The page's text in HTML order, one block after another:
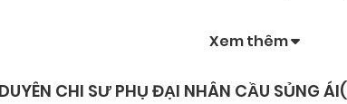
Xem thêm
CHI SƯ PHỤ ĐẠI NHÂN CẦU SỦNG ÁI(